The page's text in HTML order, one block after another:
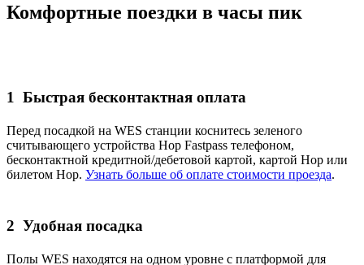
Комфортные поездки в часы пик
1 Быстрая бесконтактная оплата
Перед посадкой на WES станции коснитесь зеленого
считывающего устройства Hop Fastpass телефоном,
бесконтактной кредитной/дебетовой картой, картой Hop или
билетом Hop. Узнать больше об оплате стоимости проезда.
2 Удобная посадка
Полы WES находятся на одном уровне с платформой для